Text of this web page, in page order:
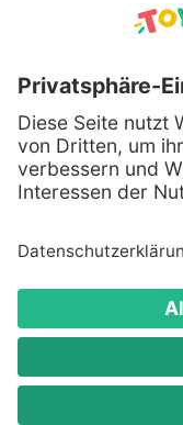
sind
Copyright ©
GmbH -